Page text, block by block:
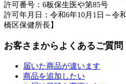
許可番号：6板保生医や第85号
許可年月日：令和6年10月1日～令
橋区保健所長】
お客さまからよくあるご質問
届いた商品が違います
商品を追加したい